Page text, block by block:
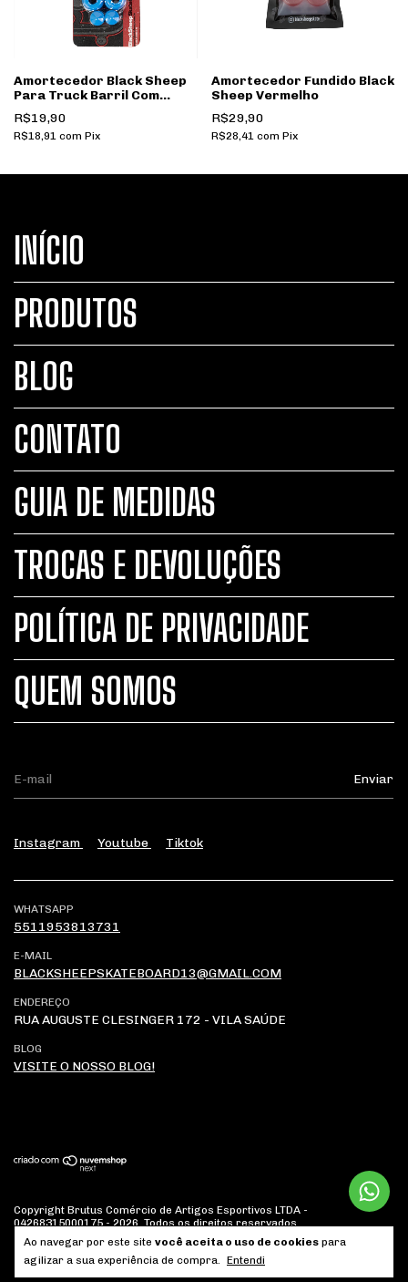
Ao navegar por este site você aceita o uso de cookies para
agilizar a sua experiência de compra. Entendi
Amortecedor Black Sheep
Para Truck Barril Com
Chupeta Azul
R$19,90
R$18,91 com Pix
Amortecedor Fundido Black
Sheep Vermelho
R$29,90
R$28,41 com Pix
INÍCIO
PRODUTOS
BLOG
CONTATO
GUIA DE MEDIDAS
TROCAS E DEVOLUÇÕES
POLÍTICA DE PRIVACIDADE
QUEM SOMOS
Instagram Youtube Tiktok
WHATSAPP
5511953813731
E-MAIL
BLACKSHEEPSKATEBOARD13@GMAIL.COM
ENDEREÇO
RUA AUGUSTE CLESINGER 172 - VILA SAÚDE
BLOG
VISITE O NOSSO BLOG!
Copyright Brutus Comércio de Artigos Esportivos LTDA -
04268315000175 - 2026. Todos os direitos reservados.